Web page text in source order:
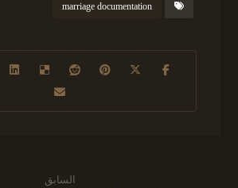
marriage documentation
السابق